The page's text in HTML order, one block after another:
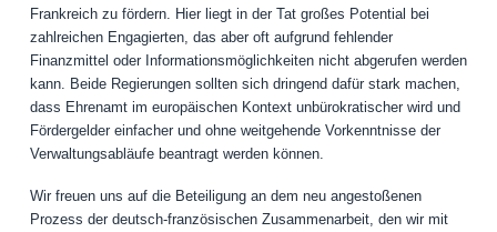
Frankreich zu fördern. Hier liegt in der Tat großes Potential bei
zahlreichen Engagierten, das aber oft aufgrund fehlender
Finanzmittel oder Informationsmöglichkeiten nicht abgerufen werden
kann. Beide Regierungen sollten sich dringend dafür stark machen,
dass Ehrenamt im europäischen Kontext unbürokratischer wird und
Fördergelder einfacher und ohne weitgehende Vorkenntnisse der
Verwaltungsabläufe beantragt werden können.
Wir freuen uns auf die Beteiligung an dem neu angestoßenen
Prozess der deutsch-französischen Zusammenarbeit, den wir mit